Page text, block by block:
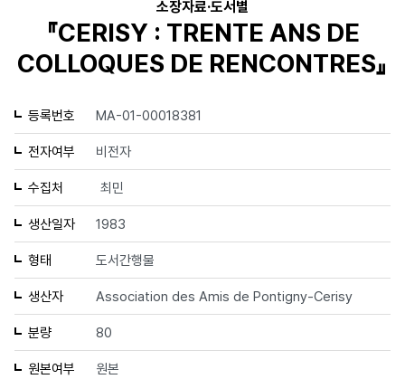
소장자료·도서별
『CERISY : TRENTE ANS DE
COLLOQUES DE RENCONTRES』
등록번호 MA-01-00018381
전자여부 비전자
수집처 최민
생산일자 1983
형태 도서간행물
생산자 Association des Amis de Pontigny-Cerisy
분량 80
원본여부 원본